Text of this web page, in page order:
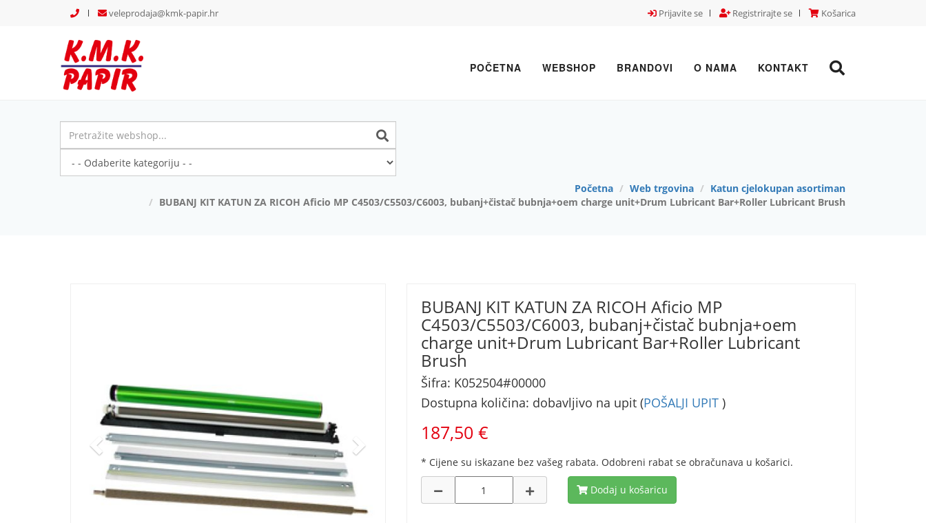
veleprodaja@kmk-papir.hr Prijavite se Registrirajte se Košarica
POČETNA WEBSHOP BRANDOVI O NAMA KONTAKT
Početna Web trgovina
Katun cjelokupan asortiman
BUBANJ KIT KATUN ZA RICOH Aficio MP C4503/C5503/C6003, bubanj+čistač bubnja+oem charge unit+Drum Lubricant Bar+Roller Lubricant Brush
BUBANJ KIT KATUN ZA RICOH Aficio MP
C4503/C5503/C6003, bubanj+čistač bubnja+oem
charge unit+Drum Lubricant Bar+Roller Lubricant
Brush
Šifra: K052504#00000
Dostupna količina: dobavljivo na upit (POŠALJI UPIT)
187,50 €
* Cijene su iskazane bez vašeg rabata. Odobreni rabat se obračunava u košarici.
Dodaj u košaricu